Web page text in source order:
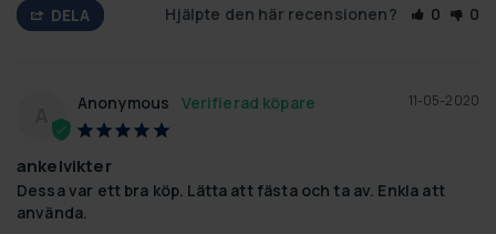
DELA Hjälpte den här recensionen? 0 0
11-05-2020
Anonymous
ankelvikter
Dessa var ett bra köp. Lätta att fästa och ta av. Enkla att
använda.